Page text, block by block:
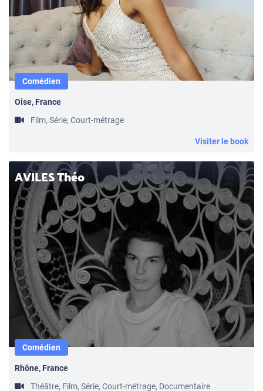
Comédien
Oise, France
Film, Série, Court-métrage
Visiter le book
AVILES Théo
Comédien
Rhône, France
Théâtre, Film, Série, Court-métrage, Documentaire